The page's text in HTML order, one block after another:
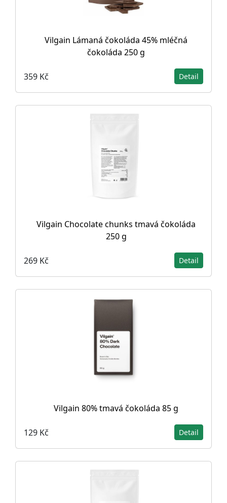
Vilgain Lámaná čokoláda 45% mléčná
čokoláda 250 g
359 Kč Detail
Vilgain Chocolate chunks tmavá čokoláda
250 g
269 Kč Detail
Vilgain 80% tmavá čokoláda 85 g
129 Kč Detail